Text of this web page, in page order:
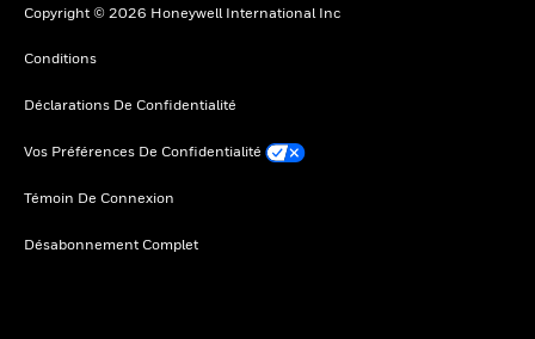
Copyright © 2026 Honeywell International Inc
Conditions
Déclarations De Confidentialité
Vos Préférences De Confidentialité
Témoin De Connexion
Désabonnement Complet